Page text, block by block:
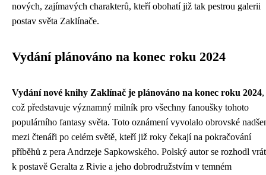
nových, zajímavých charakterů, kteří obohatí již tak pestrou galerii
postav světa Zaklínače.
Vydání plánováno na konec roku 2024
Vydání nové knihy Zaklínač je plánováno na konec roku 2024,
což představuje významný milník pro všechny fanoušky tohoto
populárního fantasy světa. Toto oznámení vyvolalo obrovské
mezi čtenáři po celém světě, kteří již roky čekají na pokračování
příběhů z pera Andrzeje Sapkowského. Polský autor se rozhodl
k postavě Geralta z Rivie a jeho dobrodružstvím v temném